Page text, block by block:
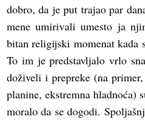
dobro, da je put trajao par
mene umirivali umesto ja
bitan religijski momenat kada
To im je predstavljalo vrlo
doživeli i prepreke (na
planine, ekstremna hladnoća)
moralo da se dogodi.